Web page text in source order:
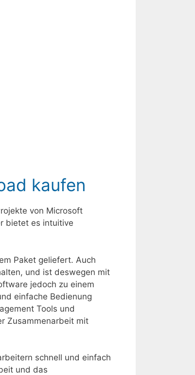
kaufen
von Microsoft
bietet es intuitive
Paket geliefert. Auch
und ist deswegen mit
jedoch zu einem
einfache Bedienung
Tools und
Zusammenarbeit mit
schnell und einfach
und das